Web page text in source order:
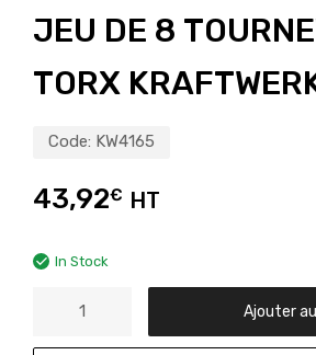
JEU DE 8
TORX
Code: KW4165
43,92€ HT
In Stock
Ajouter